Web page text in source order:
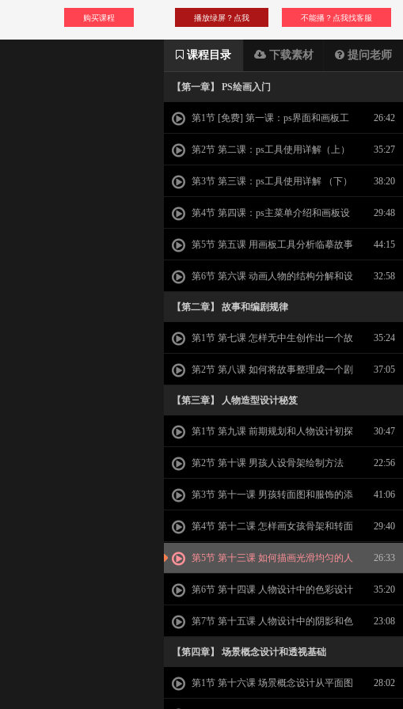
购买课程 不能播？点我找客服
播放绿屏？点我
课程目录 下载素材 提问老师
【第一章】 PS绘画入门
第1节 [免费] 第一课：ps界面和画板工
具
26:42
第2节 第二课：ps工具使用详解（上） 35:27
第3节 第三课：ps工具使用详解 （下） 38:20
第4节 第四课：ps主菜单介绍和画板设
置详解
29:48
第5节 第五课 用画板工具分析临摹故事
版
44:15
第6节 第六课 动画人物的结构分解和设
计
32:58
【第二章】 故事和编剧规律
第1节 第七课 怎样无中生创作出一个故
事
35:24
第2节 第八课 如何将故事整理成一个剧
本
37:05
【第三章】 人物造型设计秘笈
第1节 第九课 前期规划和人物设计初探 30:47
第2节 第十课 男孩人设骨架绘制方法 22:56
第3节 第十一课 男孩转面图和服饰的添
加
41:06
第4节 第十二课 怎样画女孩骨架和转面
图
29:40
第5节 第十三课 如何描画光滑均匀的人
设誊清线
26:33
第6节 第十四课 人物设计中的色彩设计
和指定
35:20
第7节 第十五课 人物设计中的阴影和色
线处理
23:08
【第四章】 场景概念设计和透视基础
第1节 第十六课 场景概念设计从平面图 28:02